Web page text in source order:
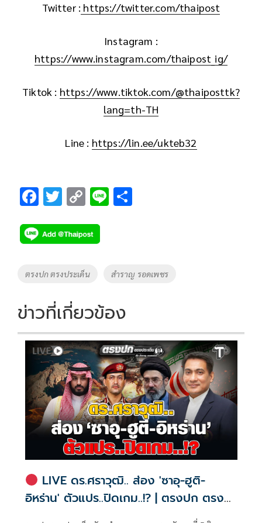
Twitter : https://twitter.com/thaipost
Instagram :
https://www.instagram.com/thaipost_ig/
Tiktok : https://www.tiktok.com/@thaiposttk?
lang=th-TH
Line : https://lin.ee/ukteb32
F
e
b
o
k
T
tt
er
C
p
y
Li
k
Li
Tags
ตรงปก ตรงประเด็น สำราญ รอดเพชร
ข่าวที่เกี่ยวข้อง
LIVE ดร.ศราวุฒิ.. ส่อง 'ซาอุ-ฮูติ-
อิหร่าน' ตัวแปร..ปิดเกม..!? | ตรงปก ตรง